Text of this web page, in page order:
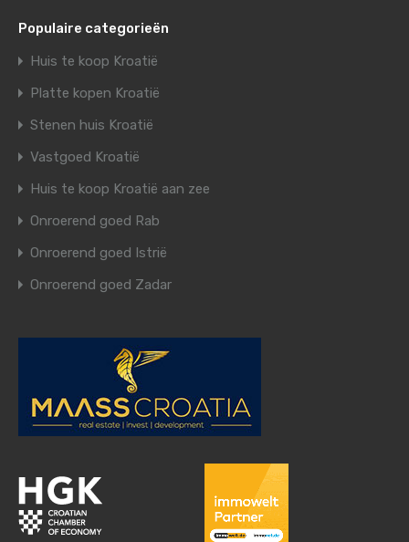
Populaire categorieën
Huis te koop Kroatië
Platte kopen Kroatië
Stenen huis Kroatië
Vastgoed Kroatië
Huis te koop Kroatië aan zee
Onroerend goed Rab
Onroerend goed Istrië
Onroerend goed Zadar